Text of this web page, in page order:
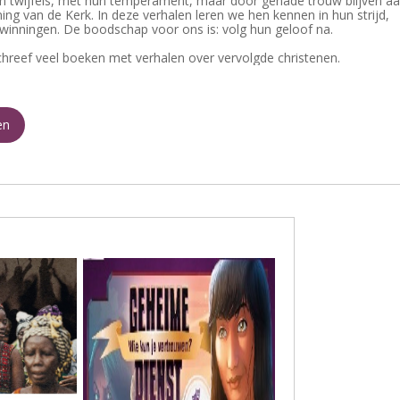
van de Kerk. In deze verhalen leren we hen kennen in hun strijd,
De boodschap voor ons is: volg hun geloof na.
veel boeken met verhalen over vervolgde christenen.